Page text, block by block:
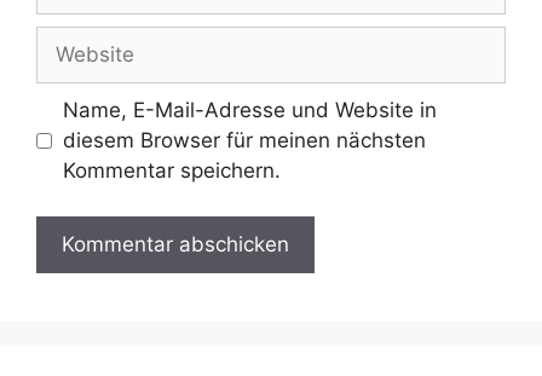
Adresse
Name, E-Mail-Adresse und Website in
diesem Browser für meinen nächsten
Kommentar speichern.